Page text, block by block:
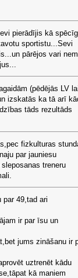
pierādījis kā
sportistu...Sevi
pārējos vari
(pēdējās LV
izskatās ka tā arī
tāds rezultāds
fizkulturas
par jauniesu
treneru
par 49,tad ari
ir par īsu un
jums zināšanu ir
uztrenēt kādu
kā maniem